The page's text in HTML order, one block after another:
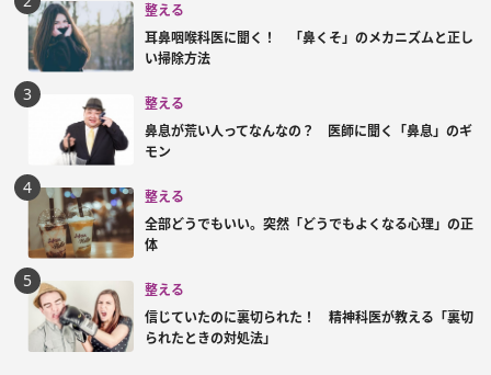
整える
耳鼻咽喉科医に聞く！ 「鼻くそ」のメカニズムと正し
い掃除方法
整える
鼻息が荒い人ってなんなの？ 医師に聞く「鼻息」のギ
モン
整える
全部どうでもいい。突然「どうでもよくなる心理」の正
体
整える
信じていたのに裏切られた！ 精神科医が教える「裏切
られたときの対処法」